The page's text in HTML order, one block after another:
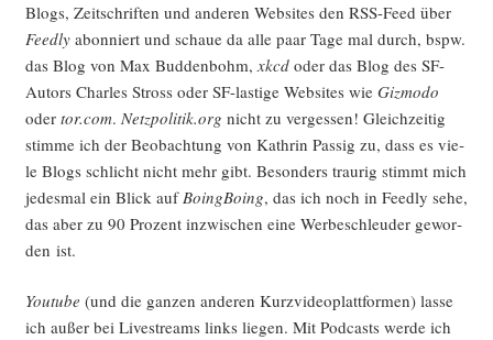
Blogs, Zeit­schrif­ten und ande­ren Web­sites den RSS-Feed über
Feed­lyabon­niert und schaue da alle paar Tage mal durch, bspw.
das Blog von Max Bud­den­bohm, xkcd oder das Blog des SF-
Autors Charles Stross oder SF-las­ti­ge Web­sites wie Giz­mo­do
oder tor.com. Netzpolitik.org nicht zu ver­ges­sen! Gleich­zei­tig
stim­me ich der Beob­ach­tung von Kath­rin Pas­sig zu, dass es vie­
le Blogs schlicht nicht mehr gibt. Beson­ders trau­rig stimmt mich
jedes­mal ein Blick auf Boing­Bo­ing, das ich noch in Feed­ly sehe,
das aber zu 90 Pro­zent inzwi­schen eine Wer­be­schleu­der gewor­
den ist.
You­tube (und die gan­zen ande­ren Kurz­vi­deo­platt­for­men) las­se
ich außer bei Live­streams links lie­gen. Mit Pod­casts wer­de ich